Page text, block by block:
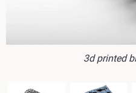
3d printed